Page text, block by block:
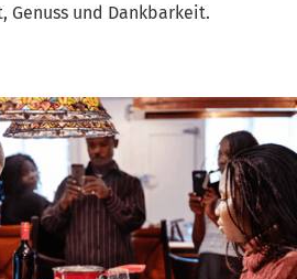
Genuss und Dankbarkeit.